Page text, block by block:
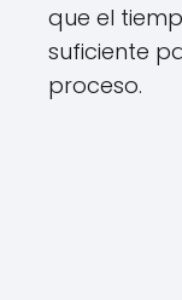
que el
suficiente
proceso.